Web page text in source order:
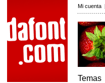
Mi cuenta
Temas